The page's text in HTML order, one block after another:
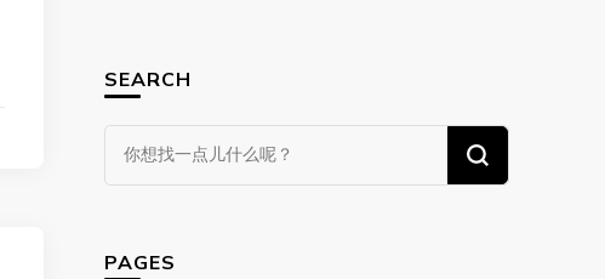
SEARCH
什
PAGES